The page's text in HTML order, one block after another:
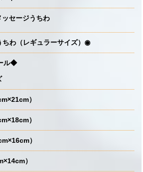
セージうちわ
わ（レギュラーサイズ）◉
ル◆
）
）
）
）